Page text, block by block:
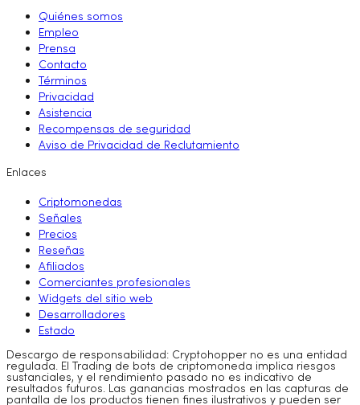
Quiénes somos
Empleo
Prensa
Contacto
Términos
Privacidad
Asistencia
Recompensas de seguridad
Aviso de Privacidad de Reclutamiento
Enlaces
Criptomonedas
Señales
Precios
Reseñas
Afiliados
Comerciantes profesionales
Widgets del sitio web
Desarrolladores
Estado
Descargo de responsabilidad: Cryptohopper no es una entidad
regulada. El Trading de bots de criptomoneda implica riesgos
sustanciales, y el rendimiento pasado no es indicativo de
resultados futuros. Las ganancias mostrados en las capturas de
pantalla de los productos tienen fines ilustrativos y pueden ser